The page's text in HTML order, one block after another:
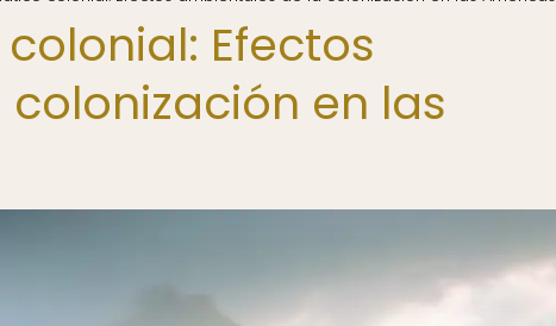
Efectos
en las